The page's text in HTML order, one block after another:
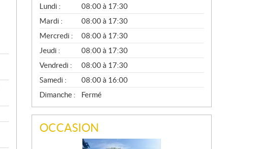
G
É
N
É
R
A
L
Lundi :
08:00 à 17:30
Mardi :
08:00 à 17:30
Mercredi :
08:00 à 17:30
Jeudi :
08:00 à 17:30
Vendredi :
08:00 à 17:30
Samedi :
08:00 à 16:00
Dimanche :
Fermé
OCCASION